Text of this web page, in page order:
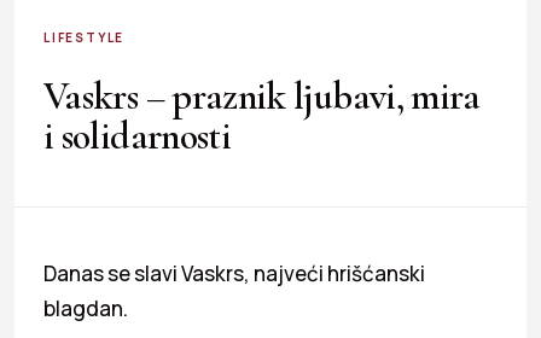
LIFESTYLE
Vaskrs – praznik ljubavi, mira
i solidarnosti
Danas se slavi Vaskrs, najveći hrišćanski
blagdan.